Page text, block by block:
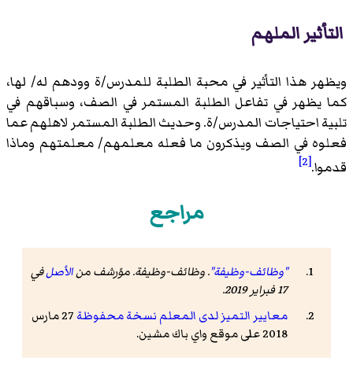
التأثير الملهم
ويظهر هذا التأثير في محبة الطلبة للمدرس/ة وودهم له/ لها،
كما يظهر في تفاعل الطلبة المستمر في الصف، وسباقهم في
تلبية احتياجات المدرس/ة. وحديث الطلبة المستمر لاهلهم عما
فعلوه في الصف ويذكرون ما فعله معلمهم/ معلمتهم وماذا
قدموا.[2]
مراجع
"وظائف-وظيفة".وظائف-وظيفة. مؤرشف منالأصلفي
17 فبراير 2019
.
معايير التميز لدى المعلم نسخة محفوظة
27 مارس
2018 على موقع واي باك مشين.